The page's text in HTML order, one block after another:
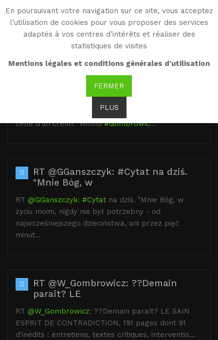
En poursuivant votre navigation sur ce site, vous acceptez
l’utilisation de cookies pour vous proposer des services
adaptés à vos centres d’intérêts et réaliser des
statistiques de visites
Mentions légales et conditions générales d'utilisation
FERMER
PLUS
WG
Witold Gombrowicz
de son reflet dans l’âme d’autrui, cette âme fût-elle
celle d’un crétin." Witold#Gombrowic…
RT @GGanszczyk: #Cytat na dziś.
"Mnie Bóg, w
RT @GGanszczyk: #Cytat na dziś. "Mnie Bóg, w
życiu moim, nigdy nie był potrzebny - od
najwcześniejszego dzieciństwa, ani przez pięć
minut…
RT @W_Gombrowicz: ??Demain
paraît? LE
RT @W_Gombrowicz: ??Demain paraît? LE SAIN
ESPRIT DE CONTRADICTION, 191 pages dont 91
d'inédits : entretiens, textes critiques, interventio…